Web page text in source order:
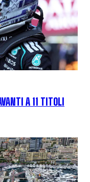
A 11 TITOLI